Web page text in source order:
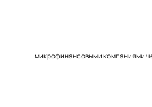
микрофинансовыми компаниями